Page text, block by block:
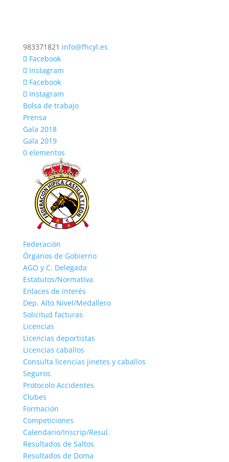
983371821 info@fhcyl.es
Facebook
Instagram
Facebook
Instagram
Bolsa de trabajo
Prensa
Gala 2018
Gala 2019
0 elementos
Federación
Órganos de Gobierno
AGO y C. Delegada
Estatutos/Normativa
Enlaces de interés
Dep. Alto Nivel/Medallero
Solicitud facturas
Licencias
Licencias deportistas
Licencias caballos
Consulta licencias jinetes y caballos
Seguros
Protocolo Accidentes
Clubes
Formación
Competiciones
Calendario/Inscrip/Resul.
Resultados de Saltos
Resultados de Doma